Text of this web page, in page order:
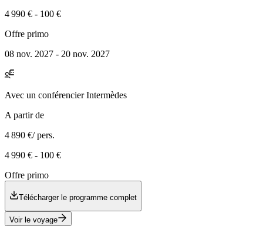
4 990 € - 100 €
Offre primo
08 nov. 2027 - 20 nov. 2027
Avec un conférencier Intermèdes
A partir de
4 890 €/ pers.
4 990 € - 100 €
Offre primo
Télécharger le programme complet
Voir le voyage